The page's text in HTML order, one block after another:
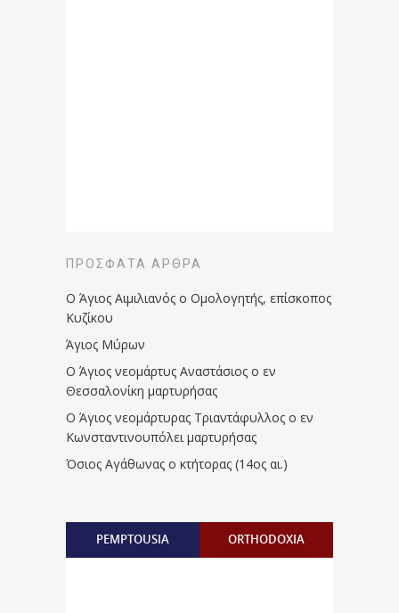
ΠΡΌΣΦΑΤΑ ΆΡΘΡΑ
Ο Άγιος Αιμιλιανός ο Ομολογητής, επίσκοπος
Κυζίκου
Άγιος Μύρων
Ο Άγιος νεομάρτυς Αναστάσιος ο εν
Θεσσαλονίκη μαρτυρήσας
Ο Άγιος νεομάρτυρας Τριαντάφυλλος ο εν
Κωνσταντινουπόλει μαρτυρήσας
Όσιος Αγάθωνας ο κτήτορας (14ος αι.)
PEMPTOUSIA ORTHODOXIA